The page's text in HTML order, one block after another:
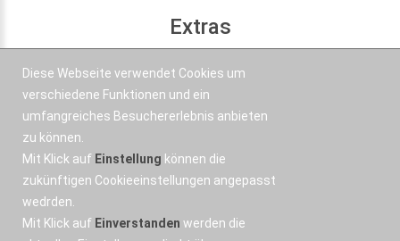
Extras
Kontakt
Email
Diese Webseite verwendet Cookies um
verschiedene Funktionen und ein
umfangreiches Besuchererlebnis anbieten
zu können.
Mit Klick auf Einstellung können die
zukünftigen Cookieeinstellungen angepasst
wedrden.
Mit Klick auf Einverstanden werden die